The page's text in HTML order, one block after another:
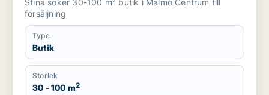
Stina söker 30-100 m² butik i Malmö Centrum till
försäljning
Type
Butik
Storlek
30 - 100 m2